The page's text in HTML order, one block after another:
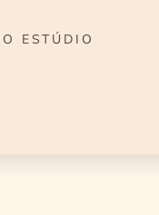
O ESTÚDIO